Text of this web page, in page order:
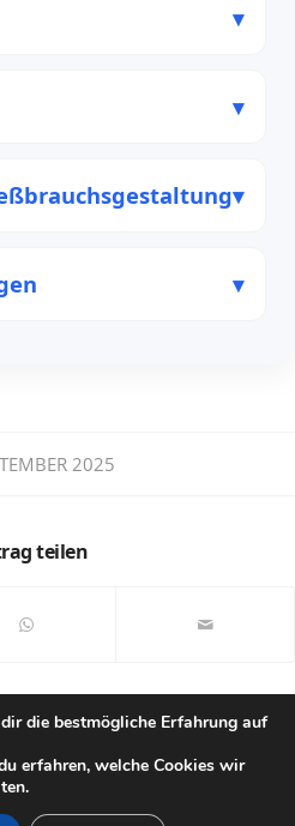
2025
teilen
die bestmögliche Erfahrung auf
erfahren, welche Cookies wir